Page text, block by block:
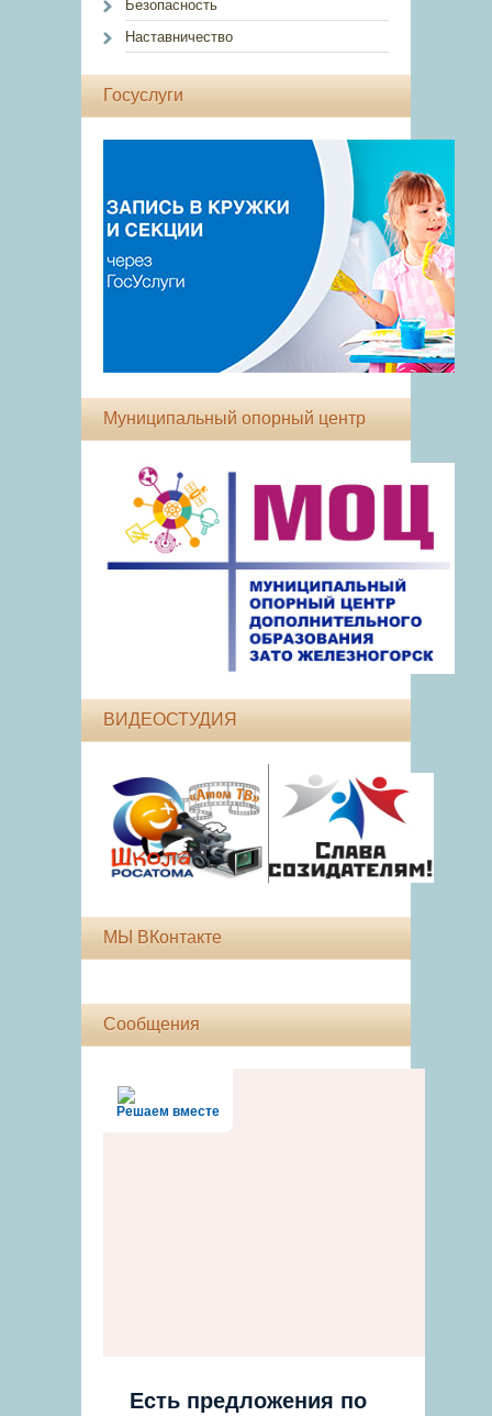
Безопасность
Наставничество
Госуслуги
Муниципальный опорный центр
ВИДЕОСТУДИЯ
МЫ ВКонтакте
Сообщения
Решаем вместе
Есть предложения по